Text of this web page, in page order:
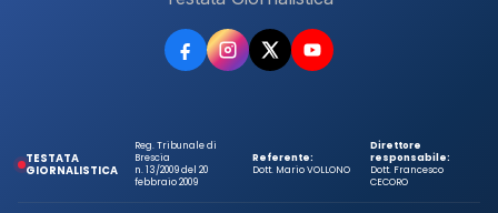
TESTATA
GIORNALISTICA
Reg. Tribunale di
Brescia
n. 13/2009 del 20
febbraio 2009
Referente:
Dott. Mario VOLLONO
Direttore
responsabile:
Dott. Francesco
CECORO